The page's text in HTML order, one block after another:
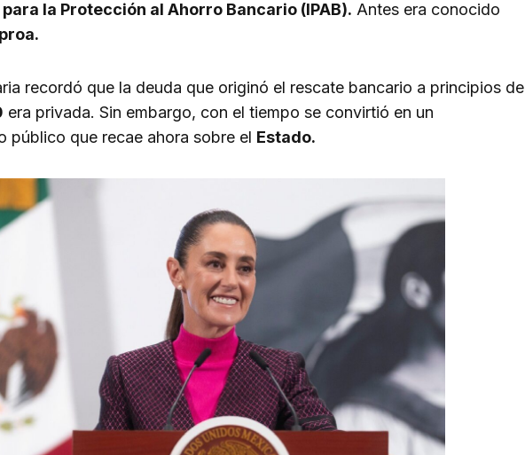
la Protección al Ahorro Bancario (IPAB). Antes era conocido
recordó que la deuda que originó el rescate bancario a principios de
era privada. Sin embargo, con el tiempo se convirtió en un
público que recae ahora sobre el Estado.